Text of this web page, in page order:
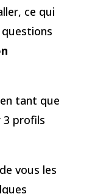
ce qui
tant que
3 profils
vous les